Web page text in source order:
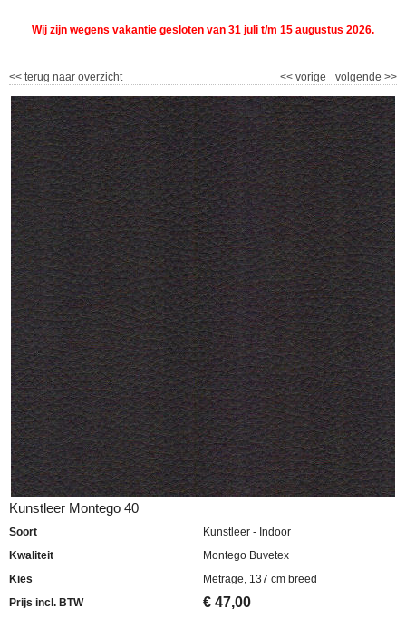
Wij zijn wegens vakantie gesloten van 31 juli t/m 15 augustus 2026.
<< terug naar overzicht volgende >>
<< vorige
Kunstleer Montego 40
Soort
Kunstleer - Indoor
Kwaliteit
Montego Buvetex
Kies
Metrage, 137 cm breed
Prijs incl. BTW
€ 47,00